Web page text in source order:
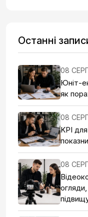
Останні
08
Юніт-
як
08
KPI
08